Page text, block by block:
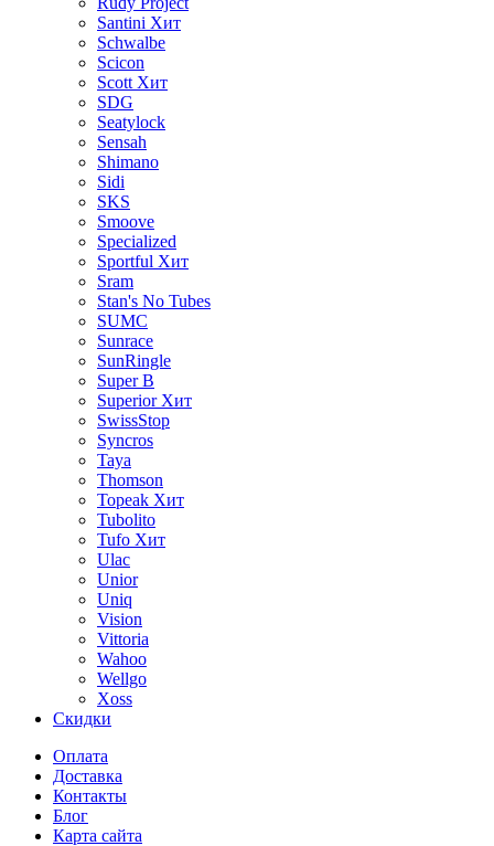
Santini Хит
Schwalbe
Scicon
Scott Хит
SDG
Seatylock
Sensah
Shimano
Sidi
SKS
Smoove
Specialized
Sportful Хит
Sram
Stan's No Tubes
SUMC
Sunrace
SunRingle
Super B
Superior Хит
SwissStop
Syncros
Taya
Thomson
Topeak Хит
Tubolito
Tufo Хит
Ulac
Unior
Uniq
Vision
Vittoria
Wahoo
Wellgo
Xoss
Скидки
Оплата
Доставка
Контакты
Блог
Карта сайта